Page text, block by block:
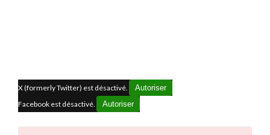
X (formerly Twitter) est désactivé.
Autoriser
Facebook est désactivé.
Autoriser